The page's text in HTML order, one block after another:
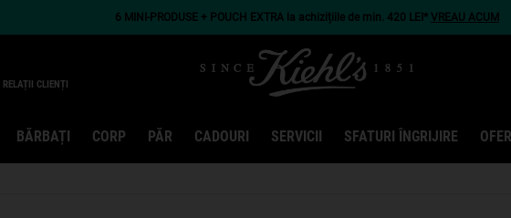
6 MINI-PRODUSE + POUCH EXTRA la achizițiile de min. 420 LEI* VREAU ACUM
RELAȚII CLIENȚI
BĂRBAȚI CORP PĂR CADOURI SERVICII SFATURI ÎNGRIJIRE